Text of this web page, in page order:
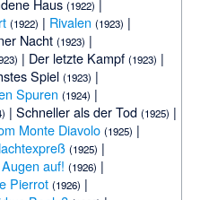
Haus (1922) |
(1922) | Rivalen (1923) |
Nacht (1923) |
| Der letzte Kampf (1923) |
Spiel (1923) |
Spuren (1924) |
| Schneller als der Tod (1925) |
Monte Diavolo (1925) |
(1925) |
auf! (1926) |
Pierrot (1926) |